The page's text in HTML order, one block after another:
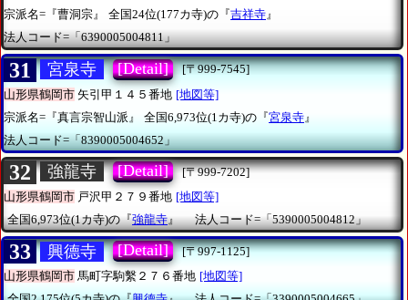
宗派名=『曹洞宗』
全国24位(177カ寺)の『吉祥寺』
法人コード=「6390005004811」
31 宮泉寺 [Detail]
[〒999-7545]
山形県鶴岡市 矢引甲１４５番地 [地図等]
宗派名=『真言宗智山派』
全国6,973位(1カ寺)の『宮泉寺 』
法人コード=「8390005004652」
32 強龍寺 [Detail]
[〒999-7202]
山形県鶴岡市 戸沢甲２７９番地 [地図等]
全国6,973位(1カ寺)の『強龍寺』 法人コード=「5390005004812」
33 興德寺 [Detail]
[〒997-1125]
山形県鶴岡市 馬町字駒繫２７６番地 [地図等]